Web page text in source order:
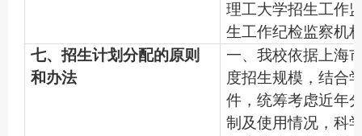
理工大学招生工作
生工作纪检监察机
七、招生计划分配的原则
和办法
一、我校依据上海
度招生规模，结合
件，统筹考虑近年
制及使用情况，科